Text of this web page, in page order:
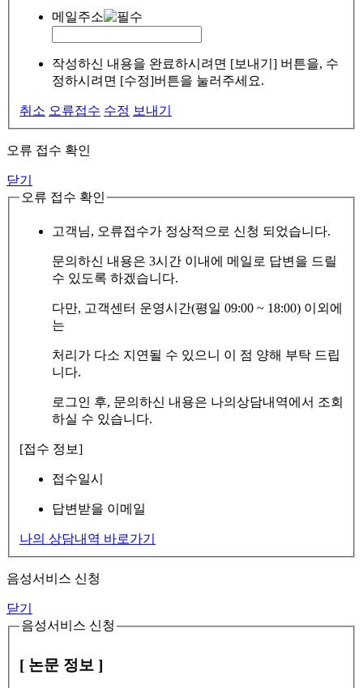
메일주소
작성하신 내용을 완료하시려면 [보내기] 버튼을, 수
정하시려면 [수정]버튼을 눌러주세요.
취소 오류접수 수정 보내기
오류 접수 확인
닫기
오류 접수 확인
고객님, 오류접수가 정상적으로 신청 되었습니다.
문의하신 내용은 3시간 이내에 메일로 답변을 드릴
수 있도록 하겠습니다.
다만, 고객센터 운영시간(평일 09:00 ~ 18:00) 이외에
는
처리가 다소 지연될 수 있으니 이 점 양해 부탁 드립
니다.
로그인 후, 문의하신 내용은 나의상담내역에서 조회
하실 수 있습니다.
[접수 정보]
접수일시
답변받을 이메일
나의 상담내역 바로가기
음성서비스 신청
닫기
음성서비스 신청
[ 논문 정보 ]